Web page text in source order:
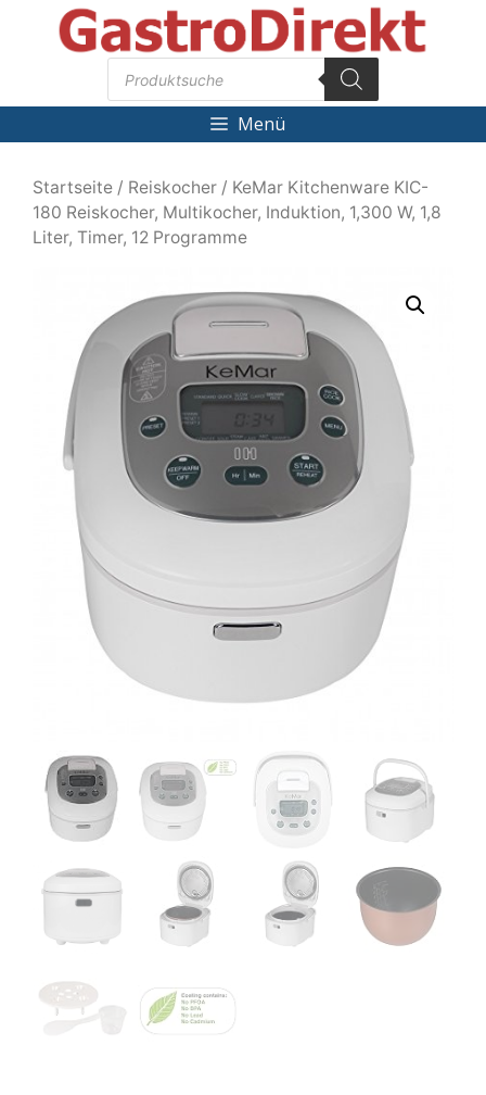
Products
search
Menü
Startseite / Reiskocher / KeMar Kitchenware KIC-
180 Reiskocher, Multikocher, Induktion, 1,300 W, 1,8
Liter, Timer, 12 Programme